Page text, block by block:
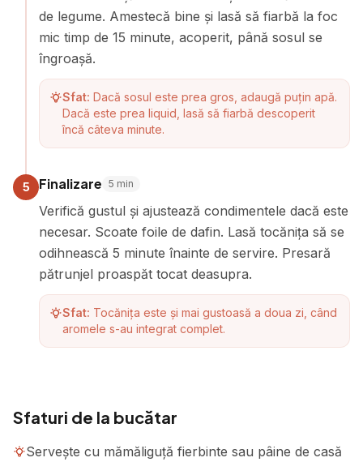
de legume. Amestecă bine și lasă să fiarbă la foc
mic timp de 15 minute, acoperit, până sosul se
îngroașă.
Sfat: Dacă sosul este prea gros, adaugă puțin apă.
Dacă este prea liquid, lasă să fiarbă descoperit
încă câteva minute.
5 Finalizare 5 min
Verifică gustul și ajustează condimentele dacă este
necesar. Scoate foile de dafin. Lasă tocănița să se
odihnească 5 minute înainte de servire. Presară
pătrunjel proaspăt tocat deasupra.
Sfat: Tocănița este și mai gustoasă a doua zi, când
aromele s-au integrat complet.
Sfaturi de la bucătar
Servește cu mămăliguță fierbinte sau pâine de casă